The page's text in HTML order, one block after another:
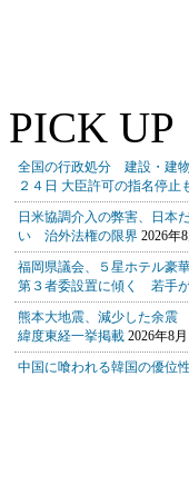
PICK UP